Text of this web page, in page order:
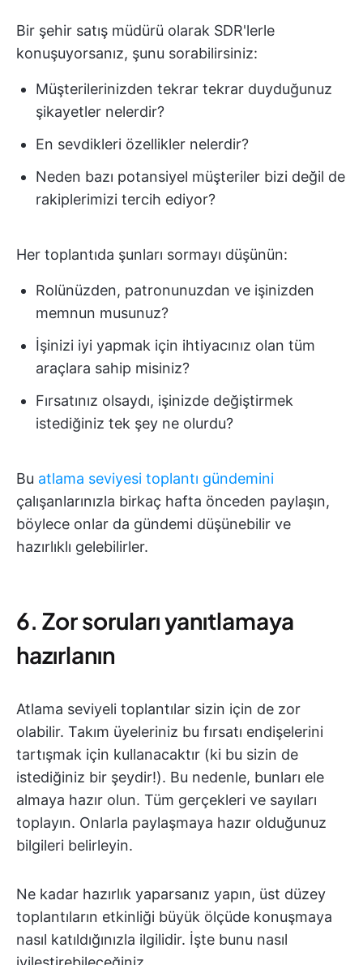
Bir şehir satış müdürü olarak SDR'lerle
konuşuyorsanız, şunu sorabilirsiniz:
Müşterilerinizden tekrar tekrar duyduğunuz
şikayetler nelerdir?
En sevdikleri özellikler nelerdir?
Neden bazı potansiyel müşteriler bizi değil de
rakiplerimizi tercih ediyor?
Her toplantıda şunları sormayı düşünün:
Rolünüzden, patronunuzdan ve işinizden
memnun musunuz?
İşinizi iyi yapmak için ihtiyacınız olan tüm
araçlara sahip misiniz?
Fırsatınız olsaydı, işinizde değiştirmek
istediğiniz tek şey ne olurdu?
Bu atlama seviyesi toplantı gündemini
çalışanlarınızla birkaç hafta önceden paylaşın,
böylece onlar da gündemi düşünebilir ve
hazırlıklı gelebilirler.
6. Zor soruları yanıtlamaya
hazırlanın
Atlama seviyeli toplantılar sizin için de zor
olabilir. Takım üyeleriniz bu fırsatı endişelerini
tartışmak için kullanacaktır (ki bu sizin de
istediğiniz bir şeydir!). Bu nedenle, bunları ele
almaya hazır olun. Tüm gerçekleri ve sayıları
toplayın. Onlarla paylaşmaya hazır olduğunuz
bilgileri belirleyin.
Ne kadar hazırlık yaparsanız yapın, üst düzey
toplantıların etkinliği büyük ölçüde konuşmaya
nasıl katıldığınızla ilgilidir. İşte bunu nasıl